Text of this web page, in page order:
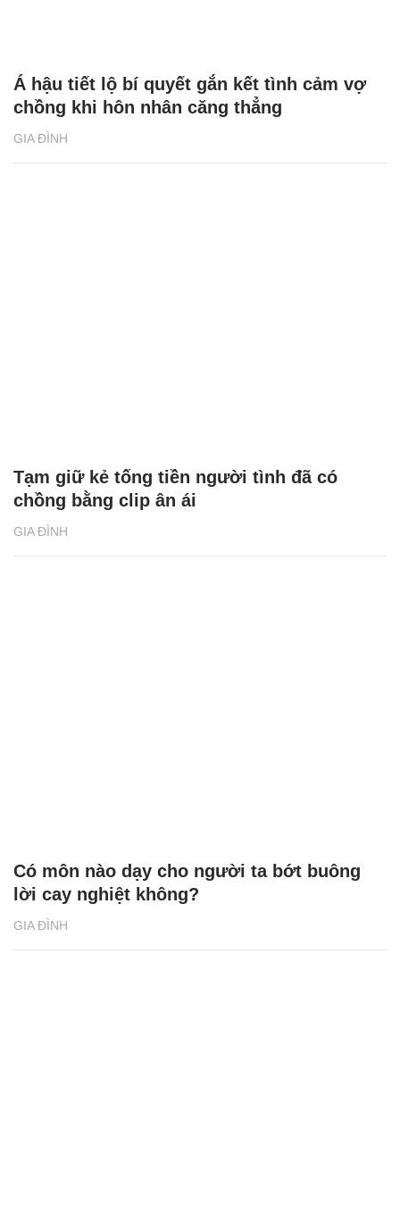
GIA ĐÌNH
Á hậu tiết lộ bí quyết gắn kết tình cảm vợ
chồng khi hôn nhân căng thẳng
GIA ĐÌNH
Tạm giữ kẻ tống tiền người tình đã có
chồng bằng clip ân ái
GIA ĐÌNH
Có môn nào dạy cho người ta bớt buông
lời cay nghiệt không?